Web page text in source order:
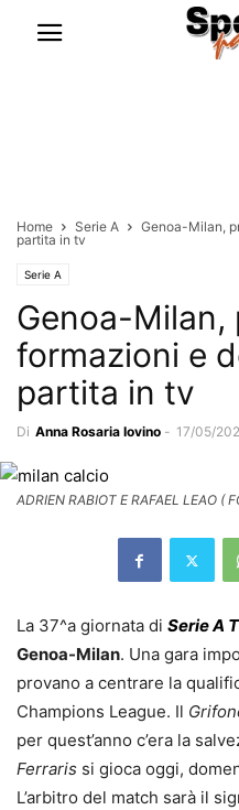
Home Serie A
Genoa-Milan,
partita in tv
Serie A
Genoa-Milan,
formazioni e
partita in tv
Di Anna Rosaria Iovino - 17/05/
ADRIEN RABIOT E RAFAEL LEAO (
La 37^a giornata di Serie A
Genoa-Milan. Una gara
provano a centrare la
Champions League. Il
per quest’anno c’era la
Ferraris si gioca oggi,
L’arbitro del match sarà il